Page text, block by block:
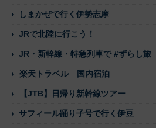
しまかぜで行く伊勢志摩
JRで北陸に行こう！
JR・新幹線・特急列車で #ずらし旅
楽天トラベル 国内宿泊
【JTB】日帰り新幹線ツアー
サフィール踊り子号で行く伊豆